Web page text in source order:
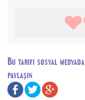
Bu tarifi sosyal medyada
paylaşın